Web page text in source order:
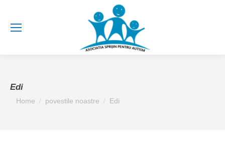
Edi
You are here:
Home povestile noastre Edi